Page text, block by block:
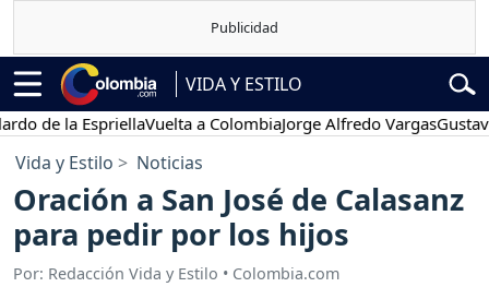
VIDA Y ESTILO
la EspriellaVuelta a ColombiaJorge Alfredo VargasGustavo
Vida y Estilo Noticias
Oración a San José de Calasanz
para pedir por los hijos
Por: Redacción Vida y Estilo • Colombia.com